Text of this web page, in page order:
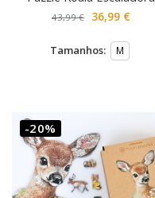
43,99€ 36,99 €
Tamanhos: M
-20%